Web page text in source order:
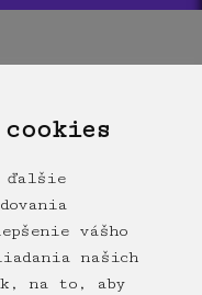
cookies
ďalšie
vášho
našich
na to, aby